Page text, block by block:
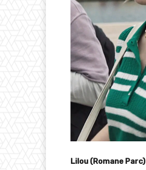
Lilou (Romane Parc)